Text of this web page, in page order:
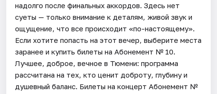
надолго после финальных аккордов. Здесь нет
суеты — только внимание к деталям, живой звук и
ощущение, что все происходит «по-настоящему».
Если хотите попасть на этот вечер, выберите места
заранее и купить билеты на Абонемент № 10.
Лучшее, доброе, вечное в Тюмени: программа
рассчитана на тех, кто ценит доброту, глубину и
душевный баланс. Билеты на концерт Абонемент №